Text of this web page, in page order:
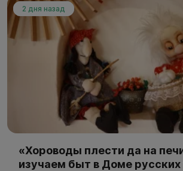
2 дня назад
«Хороводы плести да на
изучаем быт в Доме